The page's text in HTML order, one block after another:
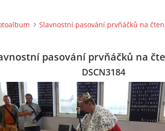
Slavnostní pasování prvňáčků na
pasování prvňáčků na
DSCN3184